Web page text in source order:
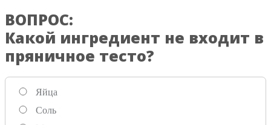
ВОПРОС:
Какой ингредиент не входит в
пряничное тесто?
Яйца
Соль